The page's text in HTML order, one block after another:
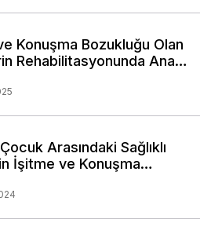
Konuşma Bozukluğu Olan
Rehabilitasyonunda Ana
Arasındaki Sağlıklı
İşitme ve Konuşma